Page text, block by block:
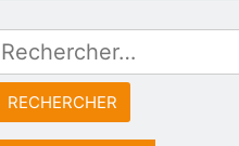
Rechercher :